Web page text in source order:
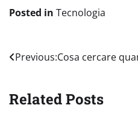
Posted in Tecnologia
Navigazione
Previous:Cosa cercare
Related Posts